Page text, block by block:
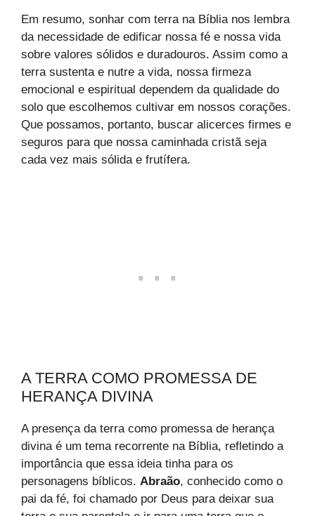
Em resumo, sonhar com terra na Bíblia nos lembra
da necessidade de edificar nossa fé e nossa vida
sobre valores sólidos e duradouros. Assim como a
terra sustenta e nutre a vida, nossa firmeza
emocional e espiritual dependem da qualidade do
solo que escolhemos cultivar em nossos corações.
Que possamos, portanto, buscar alicerces firmes e
seguros para que nossa caminhada cristã seja
cada vez mais sólida e frutífera.
A TERRA COMO PROMESSA DE
HERANÇA DIVINA
A presença da terra como promessa de herança
divina é um tema recorrente na Bíblia, refletindo a
importância que essa ideia tinha para os
personagens bíblicos. Abraão, conhecido como o
pai da fé, foi chamado por Deus para deixar sua